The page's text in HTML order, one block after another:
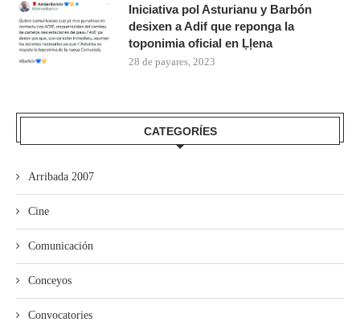
Iniciativa pol Asturianu y Barbón
desixen a Adif que reponga la
toponimia oficial en Ḷḷena
28 de payares, 2023
CATEGORÍES
Arribada 2007
Cine
Comunicación
Conceyos
Convocatories